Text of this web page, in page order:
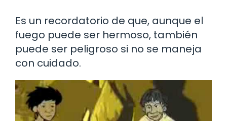
Es un recordatorio de que, aunque el
fuego puede ser hermoso, también
puede ser peligroso si no se maneja
con cuidado.